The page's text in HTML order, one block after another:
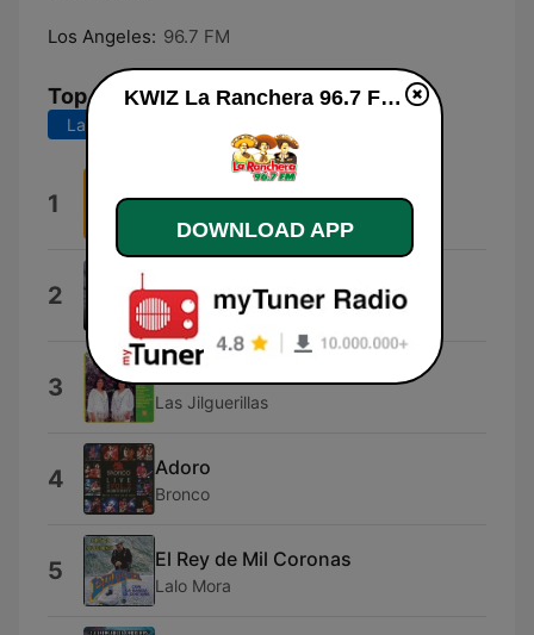
Los Angeles: 96.7 FM
Top Songs
Last 7 days
1 Jose Alfredo Jimenez
2 Tragos Amargos
Ramón Ayala
3 Las Jilguerillas
4 Adoro
Bronco
5 El Rey de Mil Coronas
Lalo Mora
KWIZ La Ranchera 96.7 FM (US Only) online
DOWNLOAD APP